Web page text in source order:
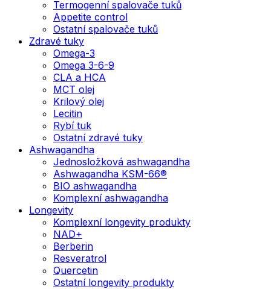
Termogenní spalovače tuků
Appetite control
Ostatní spalovače tuků
Zdravé tuky
Omega-3
Omega 3-6-9
CLA a HCA
MCT olej
Krilový olej
Lecitin
Rybí tuk
Ostatní zdravé tuky
Ashwagandha
Jednosložková ashwagandha
Ashwagandha KSM-66®
BIO ashwagandha
Komplexní ashwagandha
Longevity
Komplexní longevity produkty
NAD+
Berberin
Resveratrol
Quercetin
Ostatní longevity produkty